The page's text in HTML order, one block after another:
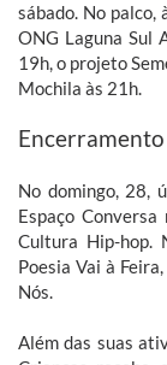
sábado. No palco,
ONG Laguna Sul
19h, o projeto
Mochila às 21h.
Encerramento
No domingo, 28,
Espaço
Cultura Hip-hop.
Poesia Vai à
Nós.
Além das suas